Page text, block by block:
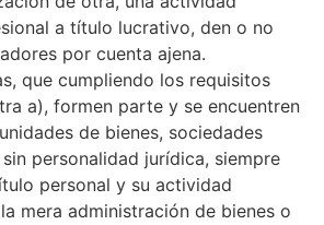
a título lucrativo, den o no
por cuenta ajena.
que cumpliendo los requisitos
a), formen parte y se encuentren
de bienes, sociedades
personalidad jurídica, siempre
personal y su actividad
mera administración de bienes o